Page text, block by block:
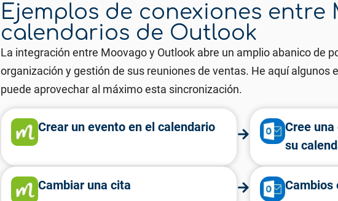
Ejemplos de conexiones entre
calendarios de Outlook
La integración entre Moovago y Outlook abre un amplio abanico de
organización y gestión de sus reuniones de ventas. He aquí algunos
puede aprovechar al máximo esta sincronización.
Crear un evento en el calendario
Cree
su
Cambiar una cita Cambios